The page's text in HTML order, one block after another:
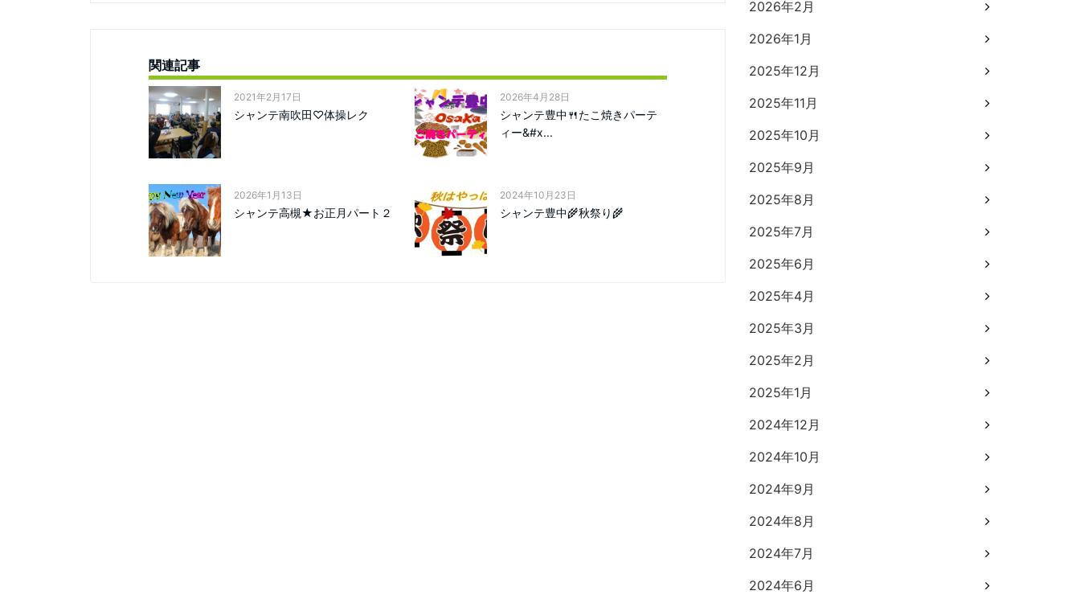
関連記事
2021年2月17日
シャンテ南吹田♡体操レク
2026年4月28日
シャンテ豊中🍴たこ焼きパーテ
ィー&#x...
2026年1月13日
シャンテ高槻★お正月パート２
2024年10月23日
シャンテ豊中🌾秋祭り🌾
2026年2月
2026年1月
2025年12月
2025年11月
2025年10月
2025年9月
2025年8月
2025年7月
2025年6月
2025年4月
2025年3月
2025年2月
2025年1月
2024年12月
2024年10月
2024年9月
2024年8月
2024年7月
2024年6月